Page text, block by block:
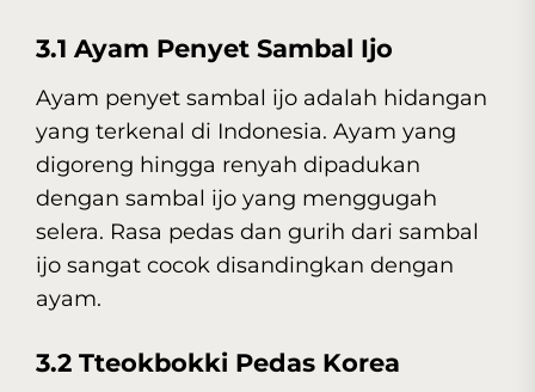
3.1 Ayam Penyet Sambal Ijo
Ayam penyet sambal ijo adalah hidangan
yang terkenal di Indonesia. Ayam yang
digoreng hingga renyah dipadukan
dengan sambal ijo yang menggugah
selera. Rasa pedas dan gurih dari sambal
ijo sangat cocok disandingkan dengan
ayam.
3.2 Tteokbokki Pedas Korea